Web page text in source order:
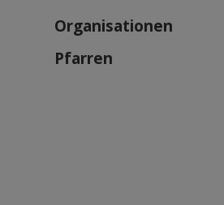
Organisationen
Pfarren